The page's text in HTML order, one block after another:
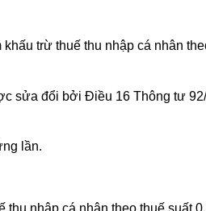
trừ thuế thu nhập cá nhân
sửa đổi bởi Điều 16 Thông tư
lần.
nhập cá nhân theo thuế suất